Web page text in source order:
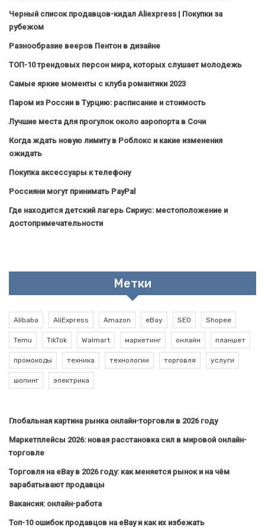
Черный список продавцов-кидал Aliexpress | Покупки за
рубежом
Разнообразие вееров Пентон в дизайне
ТОП-10 трендовых персон мира, которых слушает молодежь
Самые яркие моменты с клуба романтики 2023
Паром из России в Турцию: расписание и стоимость
Лучшие места для прогулок около аэропорта в Сочи
Когда ждать новую лимиту в Роблокс и какие изменения
ожидать
Покупка аксессуары к телефону
Россияни могут принимать PayPal
Где находится детский лагерь Сириус: местоположение и
достопримечательности
Метки
Alibaba AliExpress Amazon eBay SEO Shopee
Temu TikTok Walmart маркетинг онлайн планшет
промокоды техника технологии торговля услуги
шопинг электрика
Глобальная картина рынка онлайн-торговли в 2026 году
Маркетплейсы 2026: новая расстановка сил в мировой онлайн-
торговле
Торговля на eBay в 2026 году: как меняется рынок и на чём
зарабатывают продавцы
Вакансия: онлайн-работа
Топ-10 ошибок продавцов на eBay и как их избежать